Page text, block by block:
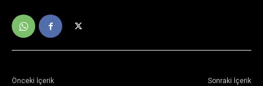
Önceki İçerik Sonraki İçerik